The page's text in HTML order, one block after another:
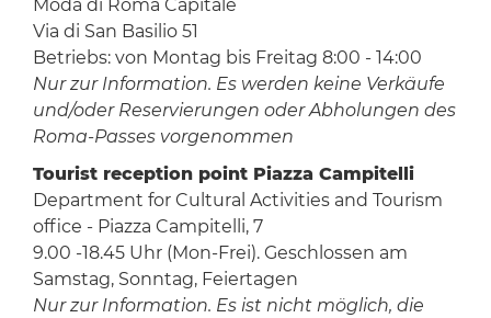
Moda di Roma Capitale
Via di San Basilio 51
Betriebs: von Montag bis Freitag 8:00 - 14:00
Nur zur Information. Es werden keine Verkäufe
und/oder Reservierungen oder Abholungen des
Roma-Passes vorgenommen
Tourist reception point Piazza Campitelli
Department for Cultural Activities and Tourism
office - Piazza Campitelli, 7
9.00 -18.45 Uhr (Mon-Frei). Geschlossen am
Samstag, Sonntag, Feiertagen
Nur zur Information. Es ist nicht möglich, die